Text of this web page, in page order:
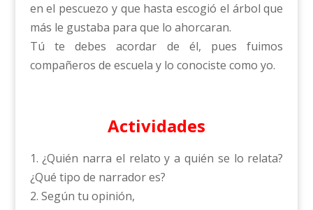
en el pescuezo y que hasta escogió el árbol que
más le gustaba para que lo ahorcaran.
Tú te debes acordar de él, pues fuimos
compañeros de escuela y lo conociste como yo.
Actividades
1. ¿Quién narra el relato y a quién se lo relata?
¿Qué tipo de narrador es?
2. Según tu opinión,